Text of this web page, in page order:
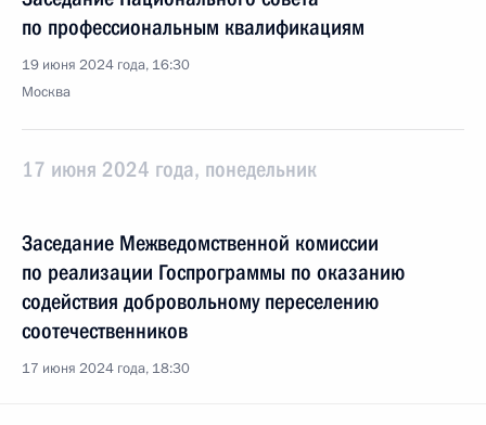
по профессиональным квалификациям
19 июня 2024 года, 16:30
Москва
17 июня 2024 года, понедельник
Заседание Межведомственной комиссии
по реализации Госпрограммы по оказанию
содействия добровольному переселению
соотечественников
17 июня 2024 года, 18:30